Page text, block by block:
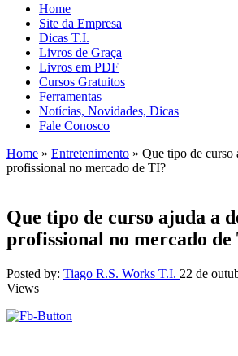
Home
Site da Empresa
Dicas T.I.
Livros de Graça
Livros em PDF
Cursos Gratuitos
Ferramentas
Notícias, Novidades, Dicas
Fale Conosco
Home » Entretenimento » Que tipo de curso
profissional no mercado de TI?
Que tipo de curso ajuda a
profissional no mercado de
Posted by: Tiago R.S. Works T.I. 22 de
Views